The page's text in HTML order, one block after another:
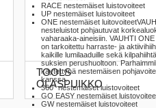
RACE nestemäiset luistovoiteet
UP nestemäiset luistovoiteet
ONE nestemäiset luitovoiteet
nesteluistot pohjautuvat
vaharaaka-aineisiin. VAUHTI
on tarkoitettu harraste- ja
kaikille lumilaaduille sekä
suksien perushuoltoon.
käytettynä nestemäisen
kanssa.
360° nestemäiset luistovoiteet
GO EASY nestemäiset
GW nestemäiset luistovoiteet
TOOLS
OLASPUIKKO